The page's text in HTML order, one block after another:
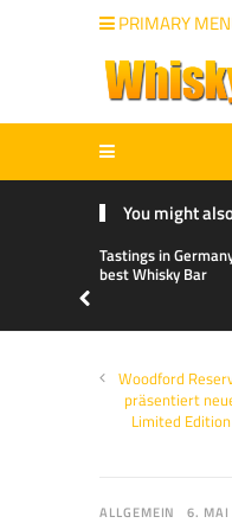
PRIMARY
You might
Tastings in
best Whisky Bar
Woodford
präsentiert
Limited Edition
ALLGEMEIN 6.